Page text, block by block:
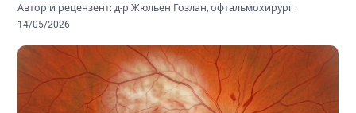
Автор и рецензент: д-р Жюльен Гозлан, офтальмохирург ·
14/05/2026